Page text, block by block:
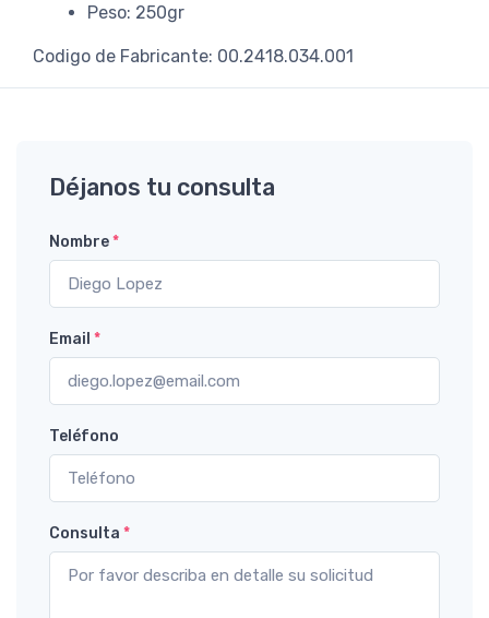
Peso: 250gr
Codigo de Fabricante: 00.2418.034.001
Déjanos tu consulta
Nombre*
Email *
Teléfono
Consulta *